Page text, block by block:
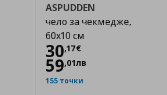
ASPUDDEN
чело за чекмедже,
60x10 см
30,17€
Цена
59,01лв
155 точки